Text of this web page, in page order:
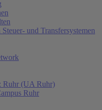
und Transfersystemen
Ruhr (UA Ruhr)
Ruhr